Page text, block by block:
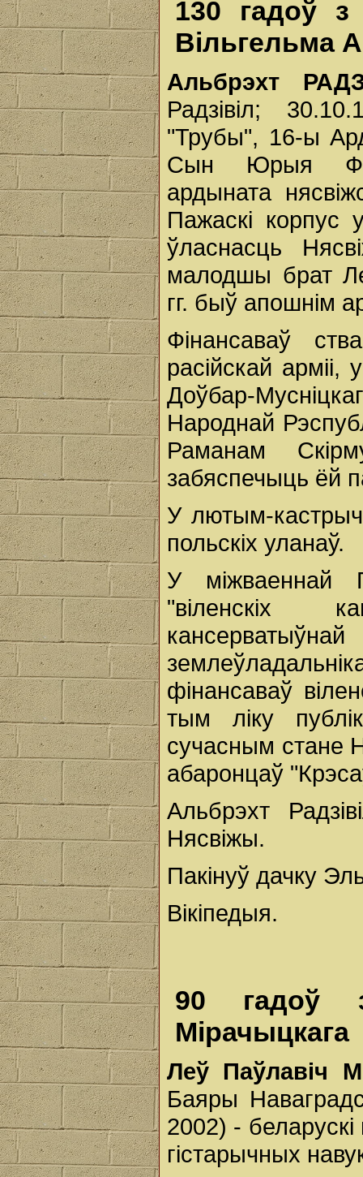
130 гадоў
Вільгельма
Альбрэхт
Радзівіл;
"Трубы", 16-ы
Сын Юрыя
ардыната
Пажаскі корпус
ўласнасць
малодшы брат
гг. быў апошнім
Фінансаваў
расійскай
Доўбар-
Народнай
Раманам
забяспечыць ёй
У лютым-
польскіх уланаў.
У міжваеннай
"віленскіх
фінансаваў
тым ліку
сучасным стане
абаронцаў
Альбрэхт
Нясвіжы.
Пакінуў дачку
Вікіпедыя.
90 гадоў
Мірачыцкага
Леў Паўлавіч
Баяры
2002) - беларускі
гістарычных